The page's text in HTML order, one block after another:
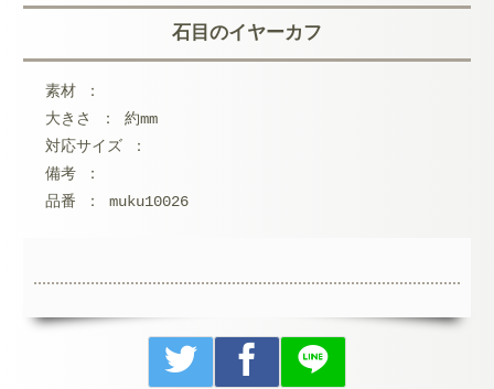
石目のイヤーカフ
素材 ：
大きさ ： 約mm
対応サイズ ：
備考 ：
品番 ： muku10026